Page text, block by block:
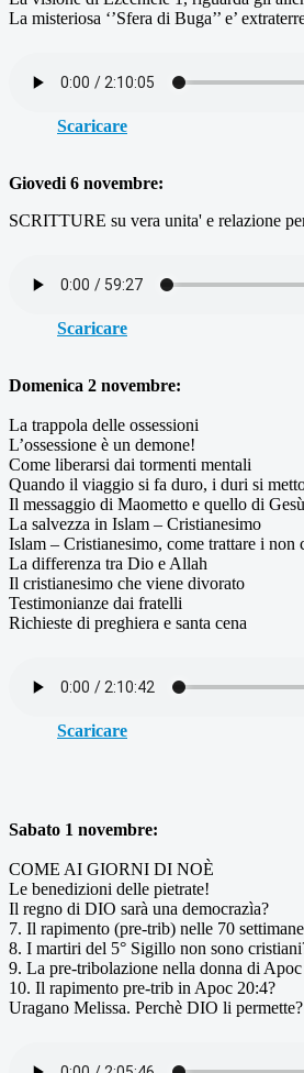
La misteriosa ‘’Sfera di Buga’’ e’
Scaricare
Giovedi 6 novembre:
SCRITTURE su vera unita' e relazione
Scaricare
Domenica 2 novembre:
La trappola delle ossessioni
L’ossessione è un demone!
Come liberarsi dai tormenti mentali
Quando il viaggio si fa duro, i duri si
Il messaggio di Maometto e quello di Gesù
La salvezza in Islam – Cristianesimo
Islam – Cristianesimo, come trattare i non
La differenza tra Dio e Allah
Il cristianesimo che viene divorato
Testimonianze dai fratelli
Richieste di preghiera e santa cena
Scaricare
Sabato 1 novembre:
COME AI GIORNI DI NOÈ
Le benedizioni delle pietrate!
Il regno di DIO sarà una democrazìa?
7. Il rapimento (pre-trib) nelle 70
8. I martiri del 5° Sigillo non sono
9. La pre-tribolazione nella donna di
10. Il rapimento pre-trib in Apoc 20:4?
Uragano Melissa. Perchè DIO li permette?